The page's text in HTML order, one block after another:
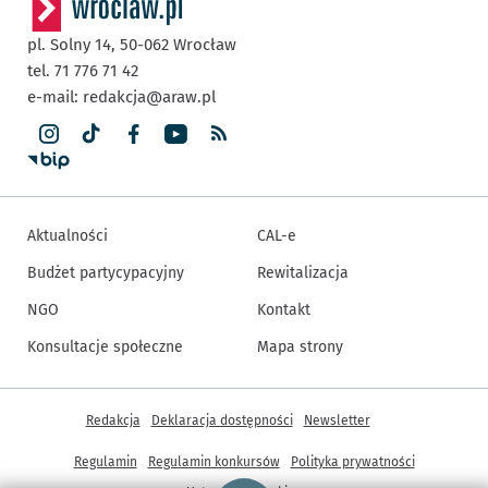
pl. Solny 14, 50-062 Wrocław
tel. 71 776 71 42
e-mail: redakcja@araw.pl
Aktualności
Budżet partycypacyjny
NGO
Konsultacje społeczne
CAL-e
Rewitalizacja
Kontakt
Mapa strony
Inne informacje
Redakcja Deklaracja dostępności Newsletter
Regulamin Regulamin konkursów
Polityka prywatności